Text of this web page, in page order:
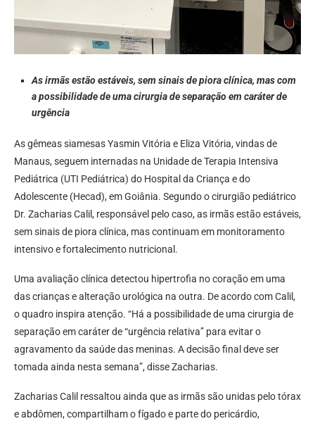
As irmãs estão estáveis, sem sinais de piora clínica, mas com
a possibilidade de uma cirurgia de separação em caráter de
urgência
As gêmeas siamesas Yasmin Vitória e Eliza Vitória, vindas de
Manaus, seguem internadas na Unidade de Terapia Intensiva
Pediátrica (UTI Pediátrica) do Hospital da Criança e do
Adolescente (Hecad), em Goiânia. Segundo o cirurgião pediátrico
Dr. Zacharias Calil, responsável pelo caso, as irmãs estão estáveis,
sem sinais de piora clínica, mas continuam em monitoramento
intensivo e fortalecimento nutricional.
Uma avaliação clínica detectou hipertrofia no coração em uma
das crianças e alteração urológica na outra. De acordo com Calil,
o quadro inspira atenção. “Há a possibilidade de uma cirurgia de
separação em caráter de “urgência relativa” para evitar o
agravamento da saúde das meninas. A decisão final deve ser
tomada ainda nesta semana”, disse Zacharias.
Zacharias Calil ressaltou ainda que as irmãs são unidas pelo tórax
e abdômen, compartilham o fígado e parte do pericárdio,